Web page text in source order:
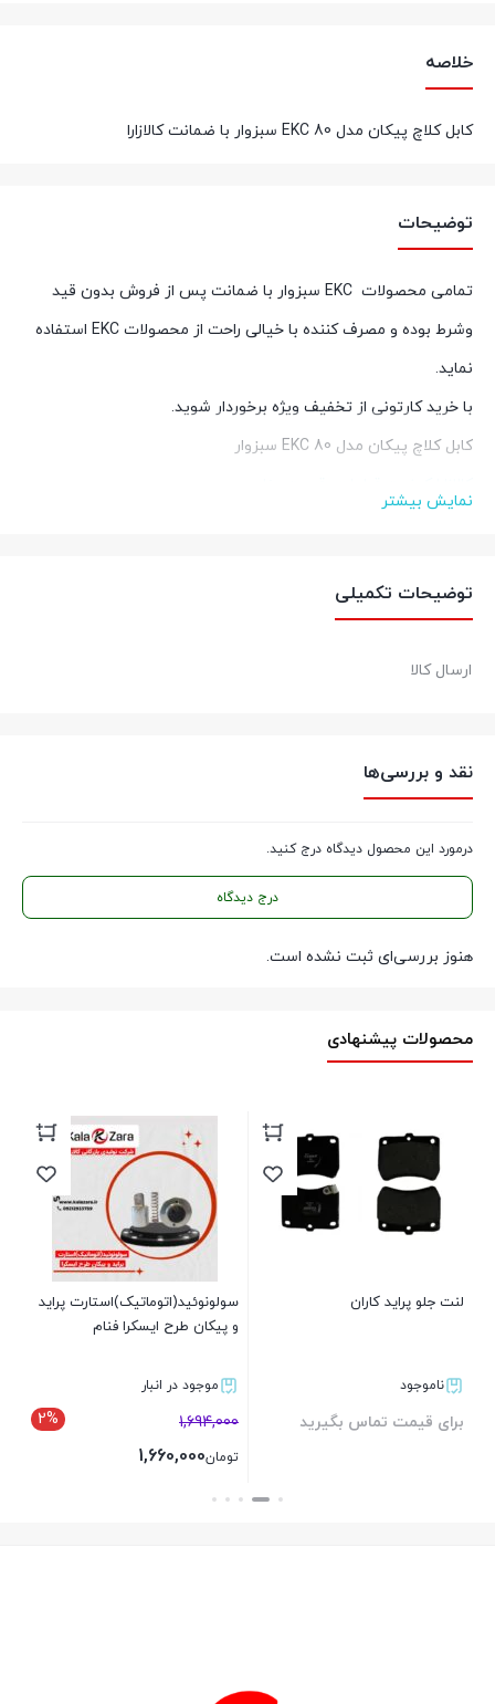
خلاصه
کابل کلاچ پیکان مدل 80 EKC سبزوار با ضمانت کالازارا
توضیحات
تمامی محصولات EKC سبزوار با ضمانت پس از فروش بدون قید
وشرط بوده و مصرف کننده با خیالی راحت از محصولات EKC استفاده
نماید.
با خرید کارتونی از تخفیف ویژه برخوردار شوید.
کابل کلاچ پیکان مدل 80 EKC سبزوار
نمایش بیشتر
توضیحات تکمیلی
ارسال کالا
نقد و بررسی‌ها
درمورد این محصول دیدگاه درج کنید.
درج دیدگاه
هنوز بررسی‌ای ثبت نشده است.
محصولات پیشنهادی
لنت جلو پراید کاران
ناموجود
برای قیمت تماس بگیرید
سولونوئید(اتوماتیک)استارت پراید
و پیکان طرح ایسکرا فنام
موجود در انبار
2% 1,694,000
تومان1,660,000